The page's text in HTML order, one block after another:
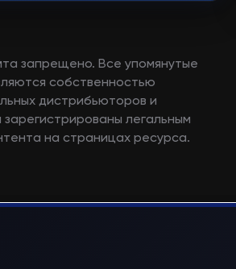
запрещено. Все упомянутые
собственностью
дистрибьюторов и
легальным
на страницах ресурса.